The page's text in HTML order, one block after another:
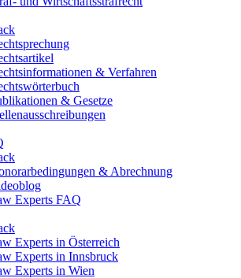
& Verfahren
& Gesetze
& Abrechnung
Experts FAQ
Experts in Österreich
Experts in Innsbruck
Experts in Wien